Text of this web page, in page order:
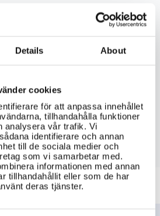
Details About
cookies
för att anpassa innehållet
tillhandahålla funktioner
analysera vår trafik. Vi
identifierare och annan
till de sociala medier och
som vi samarbetar med.
informationen med annan
tillhandahållit eller som de har
deras tjänster.
i det civila
jag förväntas att
eller krisläge?